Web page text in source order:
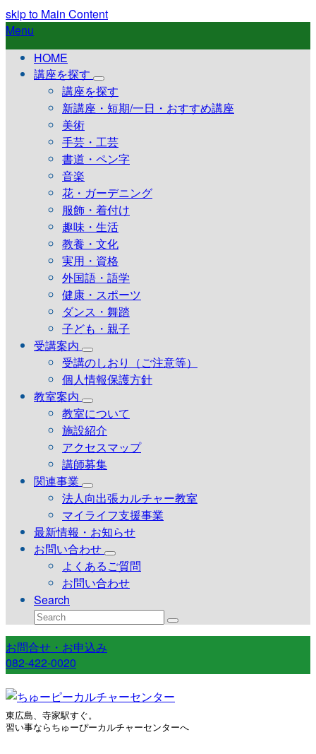
skip to Main Content
Menu
HOME
講座を探す
講座を探す
新講座・短期/一日・おすすめ講座
美術
手芸・工芸
書道・ペン字
音楽
花・ガーデニング
服飾・着付け
趣味・生活
教養・文化
実用・資格
外国語・語学
健康・スポーツ
ダンス・舞踏
子ども・親子
受講案内
受講のしおり（ご注意等）
個人情報保護方針
教室案内
教室について
施設紹介
アクセスマップ
講師募集
関連事業
法人向出張カルチャー教室
マイライフ支援事業
最新情報・お知らせ
お問い合わせ
よくあるご質問
お問い合わせ
Search
Search
Submit
お問合せ・お申込み
082-422-0020
東広島、寺家駅すぐ。
習い事ならちゅーぴーカルチャーセンターへ